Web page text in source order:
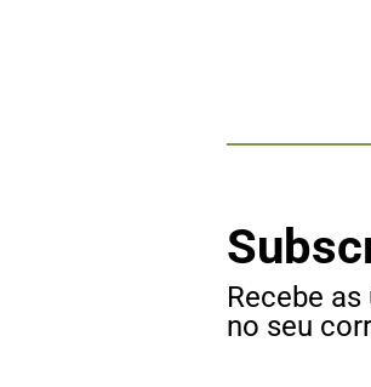
Recebe
no seu